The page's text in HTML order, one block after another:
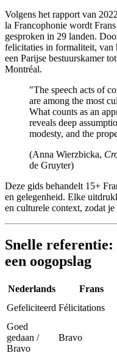
Volgens het rapport van
la Francophonie wordt
gesproken in 29 landen.
felicitaties in formaliteit, van
een Parijse bestuurskamer
Montréal.
"The speech acts of
are among the most
What counts as an
reveals deep
modesty, and the
(Anna Wierzbicka,
de Gruyter)
Deze gids behandelt 15+
en gelegenheid. Elke
en culturele context, zodat
Snelle
een oogopslag
Nederlands Frans
Gefeliciteerd Félicitations
Goed
gedaan /
Bravo
Bravo